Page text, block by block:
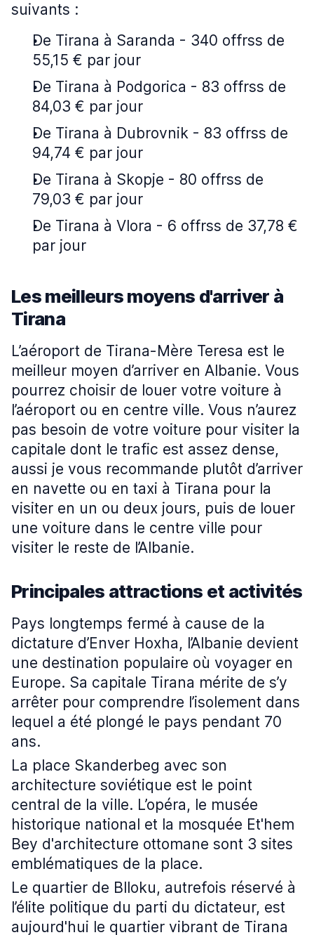
suivants :
De Tirana à Saranda - 340 offrss de
55,15 € par jour
De Tirana à Podgorica - 83 offrss de
84,03 € par jour
De Tirana à Dubrovnik - 83 offrss de
94,74 € par jour
De Tirana à Skopje - 80 offrss de
79,03 € par jour
De Tirana à Vlora - 6 offrss de 37,78 €
par jour
Les meilleurs moyens d'arriver à
Tirana
L’aéroport de Tirana-Mère Teresa est le
meilleur moyen d’arriver en Albanie. Vous
pourrez choisir de louer votre voiture à
l’aéroport ou en centre ville. Vous n’aurez
pas besoin de votre voiture pour visiter la
capitale dont le trafic est assez dense,
aussi je vous recommande plutôt d’arriver
en navette ou en taxi à Tirana pour la
visiter en un ou deux jours, puis de louer
une voiture dans le centre ville pour
visiter le reste de l’Albanie.
Principales attractions et activités
Pays longtemps fermé à cause de la
dictature d’Enver Hoxha, l’Albanie devient
une destination populaire où voyager en
Europe. Sa capitale Tirana mérite de s’y
arrêter pour comprendre l’isolement dans
lequel a été plongé le pays pendant 70
ans.
La place Skanderbeg avec son
architecture soviétique est le point
central de la ville. L’opéra, le musée
historique national et la mosquée Et'hem
Bey d'architecture ottomane sont 3 sites
emblématiques de la place.
Le quartier de Blloku, autrefois réservé à
l’élite politique du parti du dictateur, est
aujourd'hui le quartier vibrant de Tirana